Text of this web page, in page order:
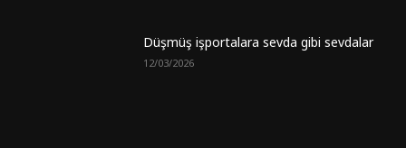
Düşmüş işportalara sevda gibi sevdalar
12/03/2026